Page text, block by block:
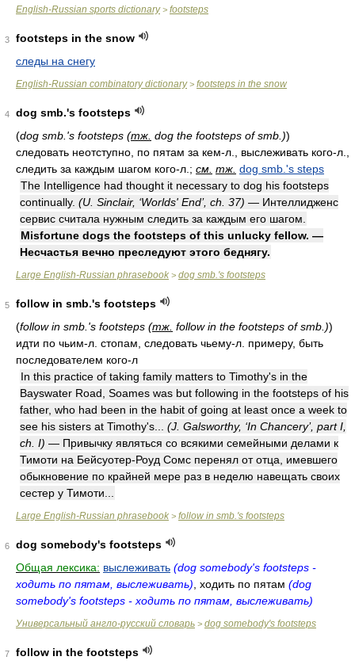
English-Russian sports dictionary> footsteps
3
footsteps in the snow
следы на снегу
English-Russian combinatory dictionary> footsteps in the snow
4
dog smb.'s footsteps
(dog smb.'s footsteps (тж. dog the footsteps of smb.))
следовать неотступно, по пятам за кем-л., выслеживать кого-л.,
следить за каждым шагом кого-л.; см. тж. dog smb.'s steps
The Intelligence had thought it necessary to dog his footsteps
continually. (U. Sinclair, ‘Worlds' End’, ch. 37) — Интеллидженс
сервис считала нужным следить за каждым его шагом.
Misfortune dogs the footsteps of this unlucky fellow. —
Несчастья вечно преследуют этого беднягу.
Large English-Russian phrasebook > dog smb.'s footsteps
5
follow in smb.'s footsteps
(follow in smb.'s footsteps (тж. follow in the footsteps of smb.))
идти по чьим-л. стопам, следовать чьему-л. примеру, быть
последователем кого-л
In this practice of taking family matters to Timothy's in the
Bayswater Road, Soames was but following in the footsteps of his
father, who had been in the habit of going at least once a week to
see his sisters at Timothy's... (J. Galsworthy, ‘In Chancery’, part I,
ch. I) — Привычку являться со всякими семейными делами к
Тимоти на Бейсуотер-Роуд Сомс перенял от отца, имевшего
обыкновение по крайней мере раз в неделю навещать своих
сестер у Тимоти...
Large English-Russian phrasebook > follow in smb.'s footsteps
6
dog somebody's footsteps
Общая лексика: выслеживать (dog somebody's footsteps -
ходить по пятам, выслеживать) , ходить по пятам (dog
somebody's footsteps - ходить по пятам, выслеживать)
Универсальный англо-русский словарь > dog somebody's footsteps
7
follow in the footsteps